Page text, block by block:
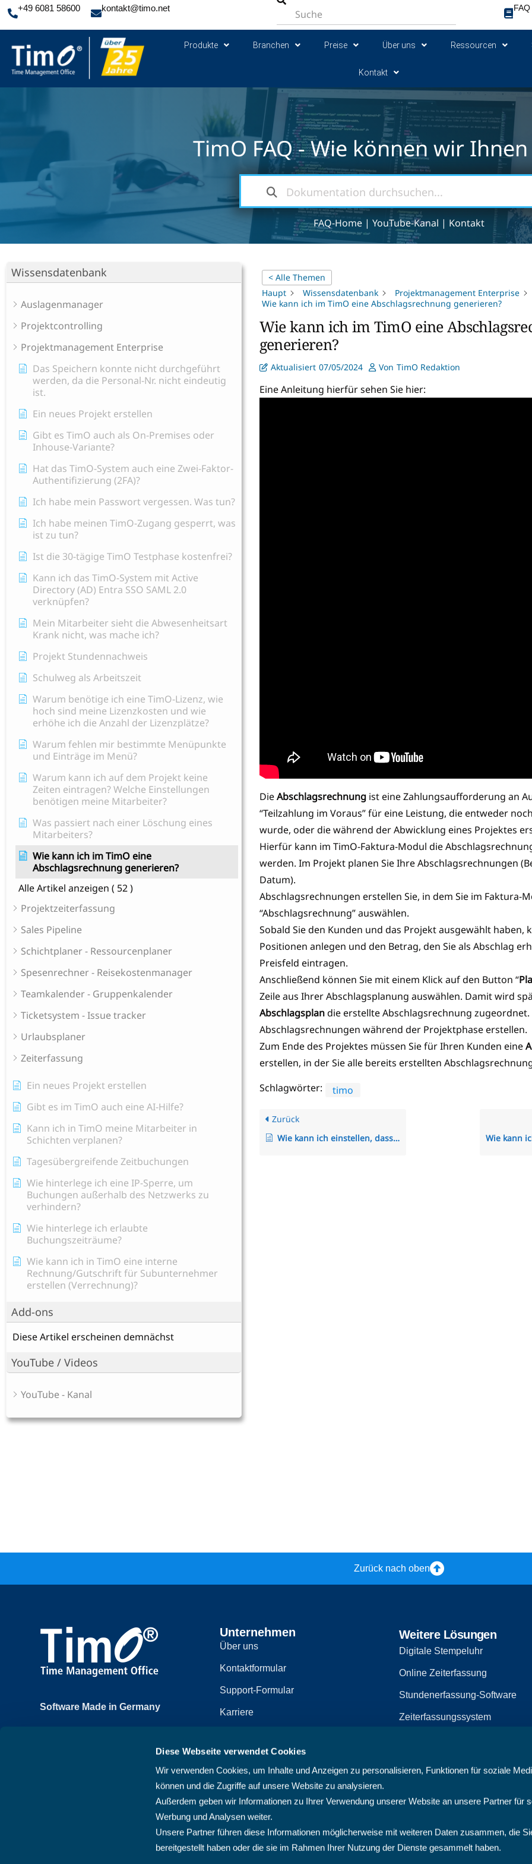
Diese Webseite verwendet Cookies
Wir verwenden Cookies, um Inhalte und Anzeigen zu personalisieren, Funktionen für soziale
können und die Zugriffe auf unsere Website zu analysieren.
Außerdem geben wir Informationen zu Ihrer Verwendung unserer Website an unsere Partner für
Werbung und Analysen weiter.
Unsere Partner führen diese Informationen möglicherweise mit weiteren Daten zusammen, die
bereitgestellt haben oder die sie im Rahmen Ihrer Nutzung der Dienste gesammelt haben.
+49 6081 58600 kontakt@timo.net FAQ
Produkte Branchen Preise Über uns Ressourcen
Kontakt
TimO FAQ - Wie können wir
FAQ-Home | YouTube-Kanal | Kontakt
Wissensdatenbank
Auslagenmanager
Projektcontrolling
Projektmanagement Enterprise
Das Speichern konnte nicht durchgeführt
werden, da die Personal-Nr. nicht eindeutig
ist.
Ein neues Projekt erstellen
Gibt es TimO auch als On-Premises oder
Inhouse-Variante?
Hat das TimO-System auch eine Zwei-Faktor-
Authentifizierung (2FA)?
Ich habe mein Passwort vergessen. Was tun?
Ich habe meinen TimO-Zugang gesperrt, was
ist zu tun?
Ist die 30-tägige TimO Testphase kostenfrei?
Kann ich das TimO-System mit Active
Directory (AD) Entra SSO SAML 2.0
verknüpfen?
Mein Mitarbeiter sieht die Abwesenheitsart
Krank nicht, was mache ich?
Projekt Stundennachweis
Schulweg als Arbeitszeit
Warum benötige ich eine TimO-Lizenz, wie
hoch sind meine Lizenzkosten und wie
erhöhe ich die Anzahl der Lizenzplätze?
Warum fehlen mir bestimmte Menüpunkte
und Einträge im Menü?
Warum kann ich auf dem Projekt keine
Zeiten eintragen? Welche Einstellungen
benötigen meine Mitarbeiter?
Was passiert nach einer Löschung eines
Mitarbeiters?
Wie kann ich im TimO eine
Abschlagsrechnung generieren?
Alle Artikel anzeigen ( 52 )
Projektzeiterfassung
Sales Pipeline
Schichtplaner - Ressourcenplaner
Spesenrechner - Reisekostenmanager
Teamkalender - Gruppenkalender
Ticketsystem - Issue tracker
Urlaubsplaner
Zeiterfassung
Ein neues Projekt erstellen
Gibt es im TimO auch eine AI-Hilfe?
Kann ich in TimO meine Mitarbeiter in
Schichten verplanen?
Tagesübergreifende Zeitbuchungen
Wie hinterlege ich eine IP-Sperre, um
Buchungen außerhalb des Netzwerks zu
verhindern?
Wie hinterlege ich erlaubte
Buchungszeiträume?
Wie kann ich in TimO eine interne
Rechnung/Gutschrift für Subunternehmer
erstellen (Verrechnung)?
Add-ons
Diese Artikel erscheinen demnächst
YouTube / Videos
YouTube - Kanal
< Alle Themen
Haupt
Wissensdatenbank
Projektmanagement Enterprise
Wie kann ich im TimO eine Abschlagsrechnung generieren?
Wie kann ich im TimO eine
generieren?
Aktualisiert 07/05/2024 Von TimO Redaktion
Eine Anleitung hierfür sehen Sie hier:
DieAbschlagsrechnung ist eine Zahlungsaufforderung an
“Teilzahlung im Voraus” für eine Leistung, die entweder
wurde, oder die während der Abwicklung eines Projektes
Hierfür kann im TimO-Faktura-Modul die
werden. Im Projekt planen Sie Ihre Abschlagsrechnungen
Datum).
Abschlagsrechnungen erstellen Sie, in dem Sie im Faktura-
“Abschlagsrechnung” auswählen.
Sobald Sie den Kunden und das Projekt ausgewählt haben,
Positionen anlegen und den Betrag, den Sie als Abschlag
Preisfeld eintragen.
Anschließend können Sie mit einem Klick auf den Button “
Zeile aus Ihrer Abschlagsplanung auswählen. Damit wird
Abschlagsplandie erstellte Abschlagsrechnung zugeordnet.
Abschlagsrechnungen während der Projektphase erstellen.
Zum Ende des Projektes müssen Sie für Ihren Kunden eine
erstellen, in der Sie alle bereits erstellten
Schlagwörter:
timo
Zurück
Wie kann ich einstellen, dass die Mitarbeiter gegenseitig nur Ihren Urlaub sehen?
Zurück nach oben
Software Made in Germany
61250 Usingen, Deutschland
+49 6081 58600
Unternehmen
Über uns
Kontaktformular
Support-Formular
Karriere
Datenschutzerklärung
Sitemap
AGB
Weitere Lösungen
Digitale Stempeluhr
Online Zeiterfassung
Stundenerfassung-Software
Zeiterfassungssystem
PMO-Software
Cloud Projektmanagement-
Projektplanungssoftware